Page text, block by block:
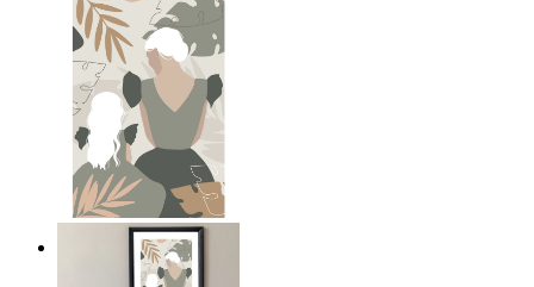
A Mother’s Love